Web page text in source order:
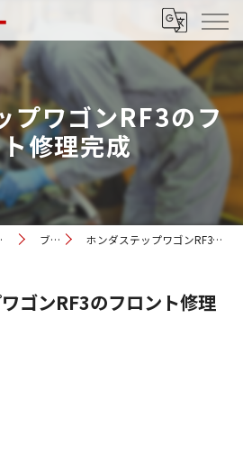
プワゴンRF3のフ
修理完成
トリー ブログ ホンダステップワゴンRF3のフロント修理完成
ゴンRF3のフロント修理